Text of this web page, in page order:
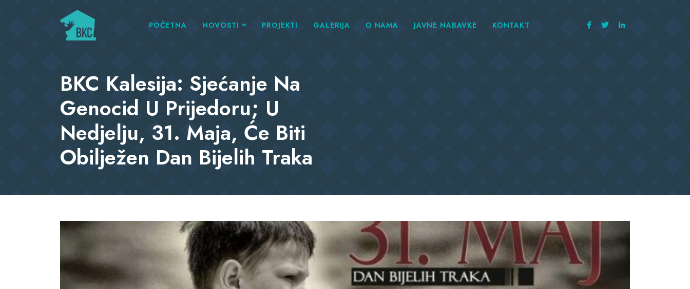
POČETNA NOVOSTI PROJEKTI GALERIJA O NAMA JAVNE NABAVKE KONTAKT
BKC Kalesija: Sjećanje Na
Genocid U Prijedoru; U
Nedjelju, 31. Maja, Će Biti
Obilježen Dan Bijelih Traka